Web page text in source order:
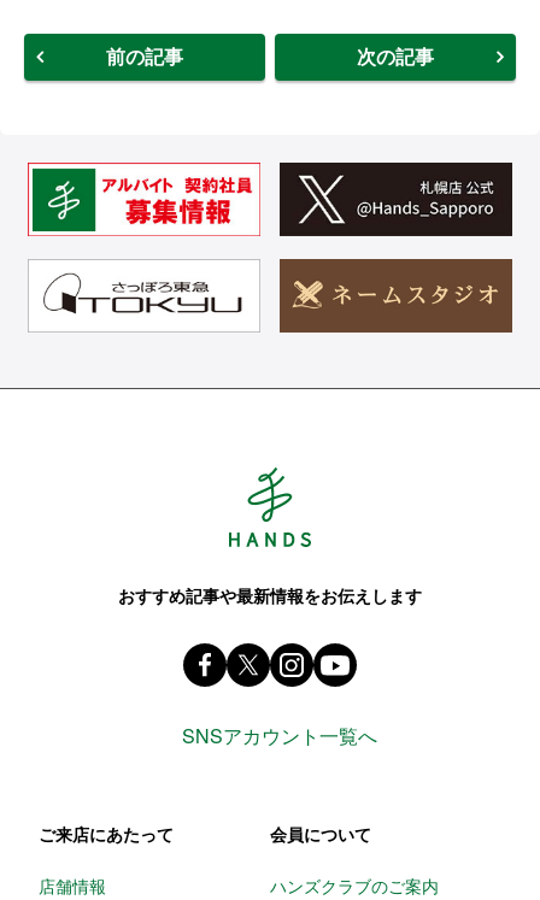
前の記事 次の記事
おすすめ記事や最新情報をお伝えします
Facebook ハンズ公式ファンページ
X(旧 twitter) @Hands_official_
instagram
SNSアカウント一覧へ
ご来店にあたって
店舗情報
会員について
ハンズクラブのご案内